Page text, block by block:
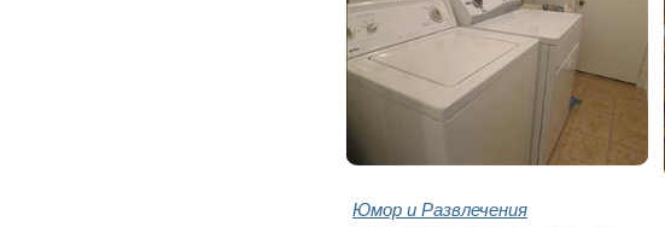
Юмор и Развлечения